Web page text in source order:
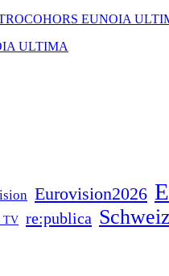
EUNOIA
ULTIMA
Eurovision2026
TV re:publica